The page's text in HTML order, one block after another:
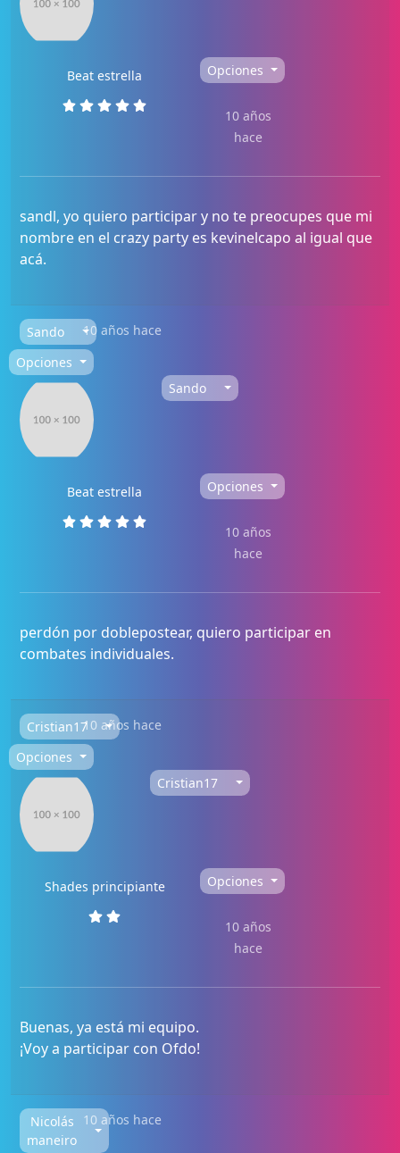
Beat estrella Opciones
10 años
hace
sandl, yo quiero participar y no te preocupes que mi
nombre en el crazy party es kevinelcapo al igual que
acá.
Sando
10 años hace
Opciones
Sando
Beat estrella Opciones
10 años
hace
perdón por doblepostear, quiero participar en
combates individuales.
Cristian1710 años hace
Opciones
Cristian17
Shades principiante Opciones
10 años
hace
Buenas, ya está mi equipo.
¡Voy a participar con Ofdo!
Nicolás
maneiro
10 años hace